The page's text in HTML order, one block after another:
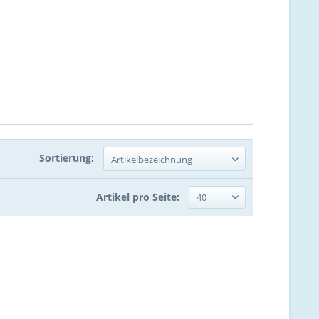
Sortierung:
Artikel pro Seite: